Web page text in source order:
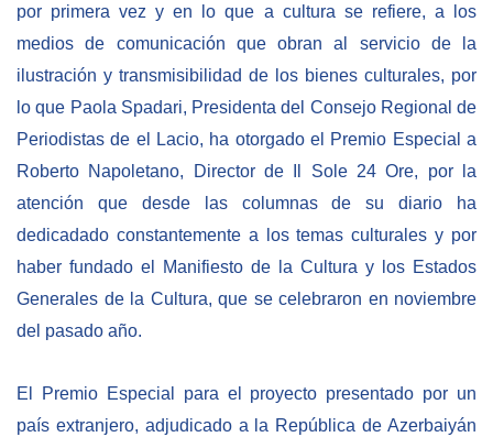
por primera vez y en lo que a cultura se refiere, a los
medios de comunicación que obran al servicio de la
ilustración y transmisibilidad de los bienes culturales, por
lo que Paola Spadari, Presidenta del Consejo Regional de
Periodistas de el Lacio, ha otorgado el Premio Especial a
Roberto Napoletano, Director de Il Sole 24 Ore, por la
atención que desde las columnas de su diario ha
dedicadado constantemente a los temas culturales y por
haber fundado el Manifiesto de la Cultura y los Estados
Generales de la Cultura, que se celebraron en noviembre
del pasado año.
El Premio Especial para el proyecto presentado por un
país extranjero, adjudicado a la República de Azerbaiyán